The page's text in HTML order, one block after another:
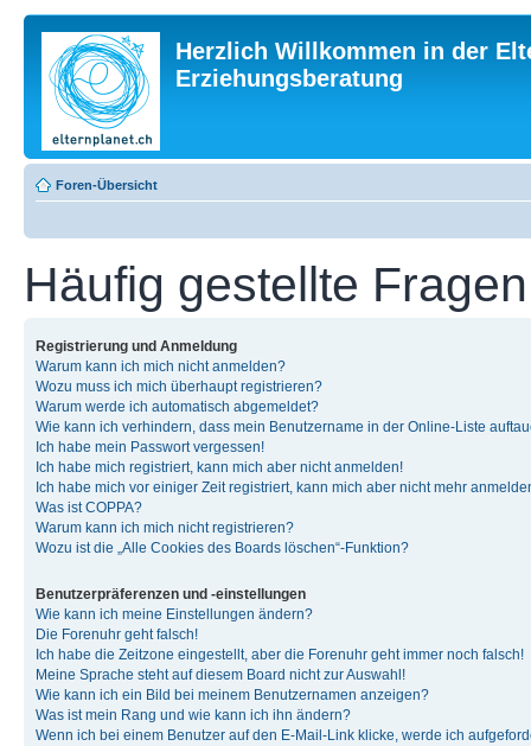
Herzlich Willkommen in der
Erziehungsberatung
Foren-Übersicht
Häufig gestellte Fragen
Registrierung und Anmeldung
Warum kann ich mich nicht anmelden?
Wozu muss ich mich überhaupt registrieren?
Warum werde ich automatisch abgemeldet?
Wie kann ich verhindern, dass mein Benutzername in der Online-Liste
Ich habe mein Passwort vergessen!
Ich habe mich registriert, kann mich aber nicht anmelden!
Ich habe mich vor einiger Zeit registriert, kann mich aber nicht mehr
Was ist COPPA?
Warum kann ich mich nicht registrieren?
Wozu ist die „Alle Cookies des Boards löschen“-Funktion?
Benutzerpräferenzen und -einstellungen
Wie kann ich meine Einstellungen ändern?
Die Forenuhr geht falsch!
Ich habe die Zeitzone eingestellt, aber die Forenuhr geht immer noch falsch!
Meine Sprache steht auf diesem Board nicht zur Auswahl!
Wie kann ich ein Bild bei meinem Benutzernamen anzeigen?
Was ist mein Rang und wie kann ich ihn ändern?
Wenn ich bei einem Benutzer auf den E-Mail-Link klicke, werde ich